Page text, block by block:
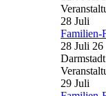
28 Juli
Familien-
28 Juli 26
Darmstadt
29 Juli